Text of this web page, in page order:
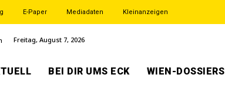
E-Paper Mediadaten Kleinanzeigen
Freitag, August 7, 2026
BEI DIR UMS ECK WIEN-DOSSIERS